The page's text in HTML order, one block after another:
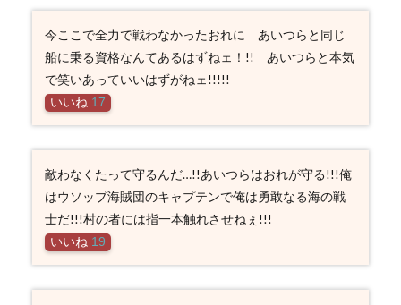
今ここで全力で戦わなかったおれに あいつらと同じ
船に乗る資格なんてあるはずねェ！!! あいつらと本気
で笑いあっていいはずがねェ!!!!!
いいね 17
敵わなくたって守るんだ…!!あいつらはおれが守る!!!俺
はウソップ海賊団のキャプテンで俺は勇敢なる海の戦
士だ!!!村の者には指一本触れさせねぇ!!!
いいね 19